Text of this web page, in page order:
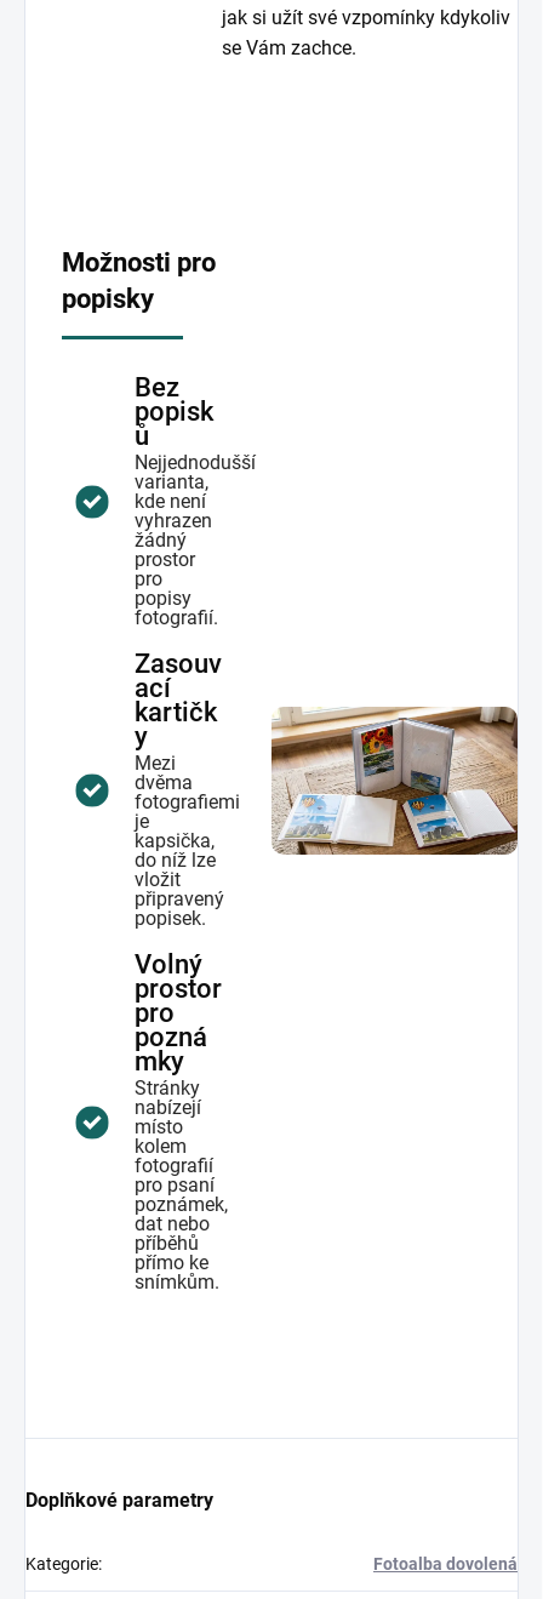
jak si užít své vzpomínky kdykoliv
se Vám zachce.
Možnosti pro
popisky
Bez
popisk
ů
Nejjednodušší
varianta,
kde není
vyhrazen
žádný
prostor
pro
popisy
fotografií.
Zasouv
ací
kartičk
y
Mezi
dvěma
fotografiemi
je
kapsička,
do níž lze
vložit
připravený
popisek.
Volný
prostor
pro
pozná
mky
Stránky
nabízejí
místo
kolem
fotografií
pro psaní
poznámek,
dat nebo
příběhů
přímo ke
snímkům.
Doplňkové parametry
Kategorie: Fotoalba dovolená